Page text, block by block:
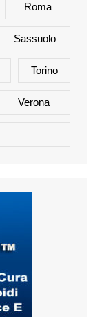
Roma
Sassuolo
Torino
Verona